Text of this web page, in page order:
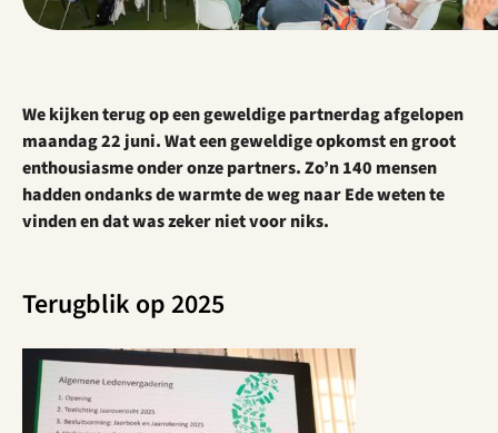
We kijken terug op een geweldige partnerdag afgelopen
maandag 22 juni. Wat een geweldige opkomst en groot
enthousiasme onder onze partners. Zo’n 140 mensen
hadden ondanks de warmte de weg naar Ede weten te
vinden en dat was zeker niet voor niks.
Terugblik op 2025